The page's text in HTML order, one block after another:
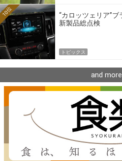
“カロッツェリア”
新製品総点検
10位
トピックス
and